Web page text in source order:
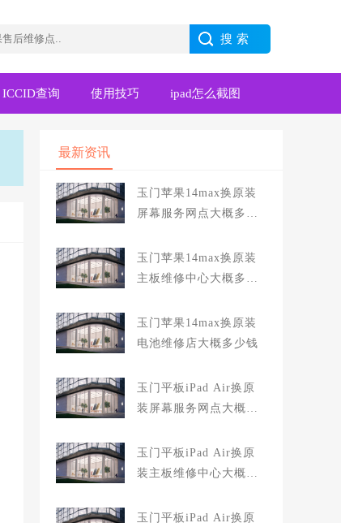
ICCID查询 使用技巧 ipad怎么截图
最新资讯
玉门苹果14max换原装
屏幕服务网点大概多少
玉门苹果14max换原装
主板维修中心大概多少
玉门苹果14max换原装
电池维修店大概多少钱
玉门平板iPad Air换原
装屏幕服务网点大概多
玉门平板iPad Air换原
装主板维修中心大概多
玉门平板iPad Air换原